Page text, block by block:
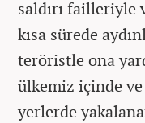
saldırı failleriyle
kısa sürede
teröristle ona
ülkemiz içinde ve
yerlerde